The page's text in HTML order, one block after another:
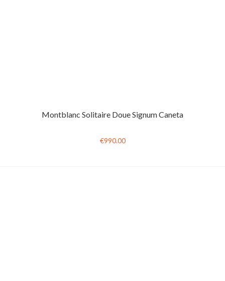
Montblanc Solitaire Doue Signum Caneta
€990.00